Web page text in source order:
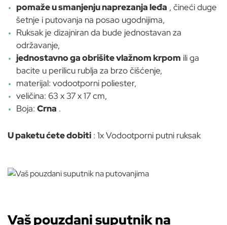
pomaže u smanjenju naprezanja leđa , čineći duge
šetnje i putovanja na posao ugodnijima,
Ruksak je dizajniran da bude jednostavan za
održavanje,
jednostavno ga obrišite vlažnom krpom ili ga
bacite u perilicu rublja za brzo čišćenje,
materijal: vodootporni poliester,
veličina: 63 x 37 x 17 cm,
Boja: Crna .
U paketu ćete dobiti : 1x Vodootporni putni ruksak
Vaš pouzdani suputnik na